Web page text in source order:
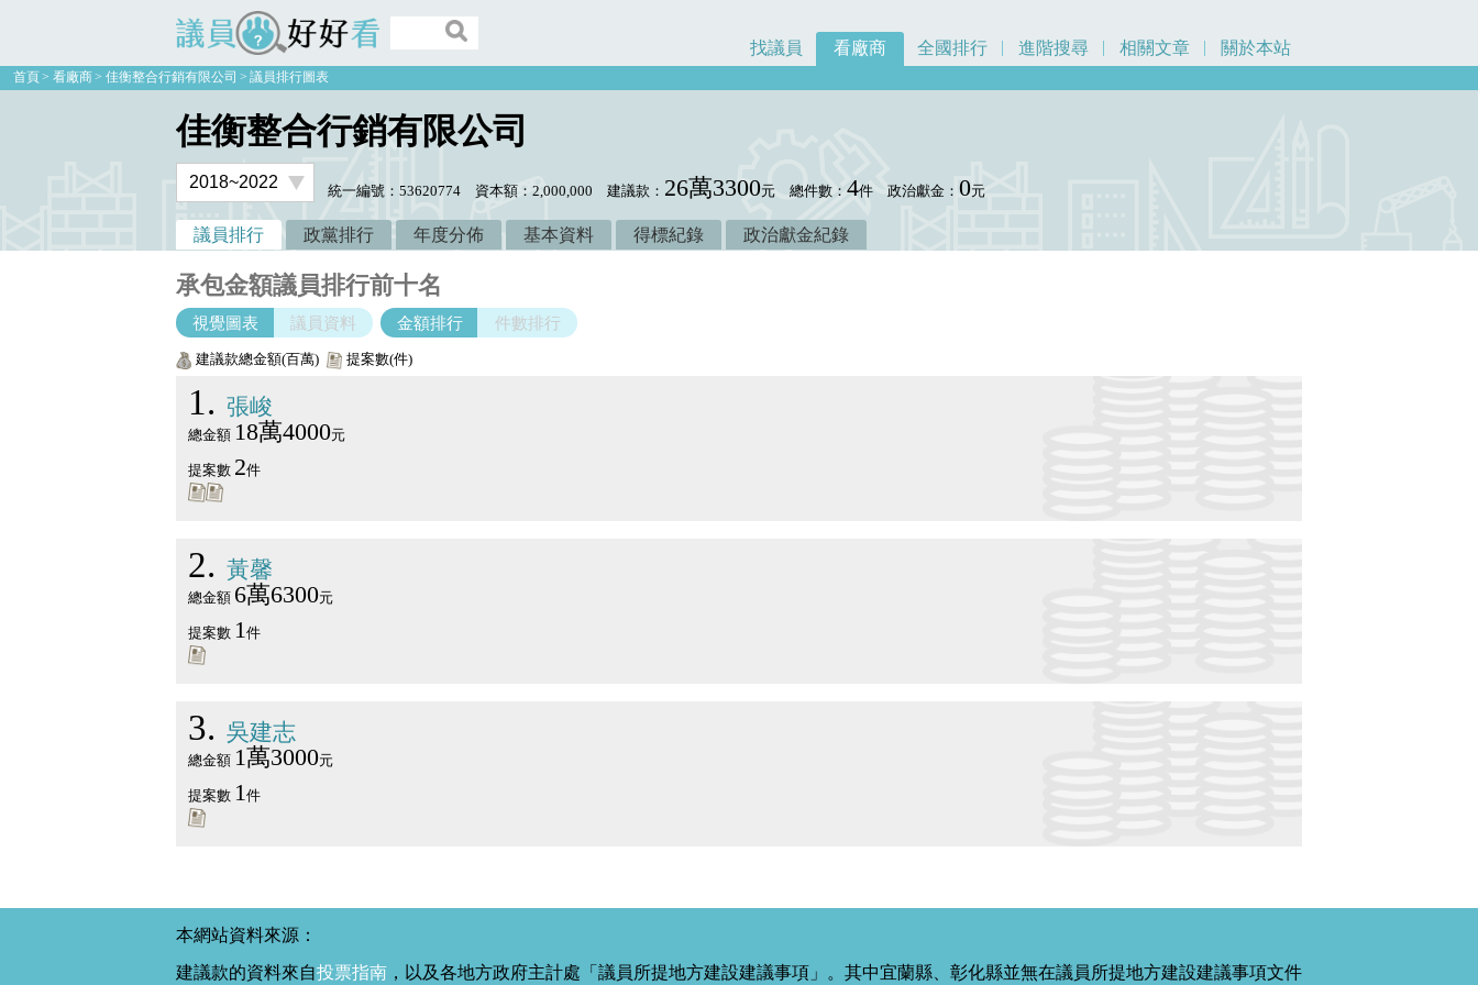
議員好好看
找議員 看廠商 全國排行 進階搜尋 相關文章 關於本站
首頁 看廠商 佳衡整合行銷有限公司 議員排行圖表
佳衡整合行銷有限公司
統一編號：53620774 資本額：2,000,000 建議款： 26萬3300元 總件數：4件 政治獻金：0元
議員排行 政黨排行 年度分佈 基本資料 得標紀錄 政治獻金紀錄
承包金額議員排行前十名
視覺圖表 議員資料 金額排行 件數排行
建議款總金額(百萬) 提案數(件)
1 張峻
總金額 18萬4000元
提案數 2件
2 黃馨
總金額 6萬6300元
提案數 1件
3 吳建志
總金額 1萬3000元
提案數 1件
本網站資料來源：
建議款的資料來自投票指南 ，以及各地方政府主計處「議員所提地方建設建議事項」。其中宜蘭縣、彰化縣並無在議員所提地方建設建議事項文件